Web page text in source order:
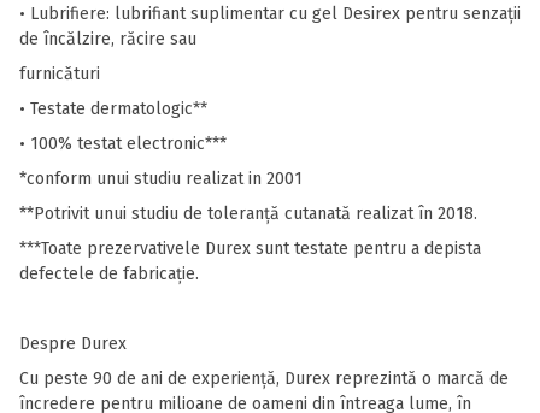
• Lubrifiere: lubrifiant suplimentar cu gel Desirex pentru senzații
de încălzire, răcire sau
furnicături
• Testate dermatologic**
• 100% testat electronic***
*conform unui studiu realizat in 2001
**Potrivit unui studiu de toleranță cutanată realizat în 2018.
***Toate prezervativele Durex sunt testate pentru a depista
defectele de fabricație.
Despre Durex
Cu peste 90 de ani de experiență, Durex reprezintă o marcă de
încredere pentru milioane de oameni din întreaga lume, în